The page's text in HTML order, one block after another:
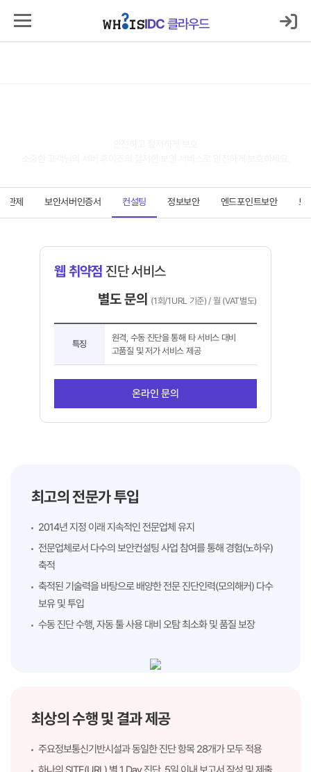
IDC클라우드
서버호스팅코로케이션클라우드보안매니지먼트고객지원센터
로그인 마이IDC
IDC클라우드
관제 보안서버인증서 컨설팅 정보보안 엔드포인트보안 보
웹 취약점 진단 서비스
별도 문의
(1회/1URL 기준) / 월 (VAT별도)
특징
원격, 수동 진단을 통해 타 서비스 대비
고품질 및 저가 서비스 제공
온라인 문의
최고의 전문가 투입
2014년 지정 이래 지속적인 전문업체 유지
전문업체로서 다수의 보안컨설팅 사업 참여를 통해 경험(노하우)
축적
축적된 기술력을 바탕으로 배양한 전문 진단인력(모의해커) 다수
보유 및 투입
수동 진단 수행, 자동 툴 사용 대비 오탐 최소화 및 품질 보장
최상의 수행 및 결과 제공
주요정보통신기반시설과 동일한 진단 항목 28개가 모두 적용